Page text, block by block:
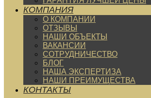
КОМПАНИЯ
О КОМПАНИИ
ОТЗЫВЫ
НАШИ ОБЪЕКТЫ
ВАКАНСИИ
СОТРУДНИЧЕСТВО
БЛОГ
НАША ЭКСПЕРТИЗА
НАШИ ПРЕИМУЩЕСТВА
КОНТАКТЫ